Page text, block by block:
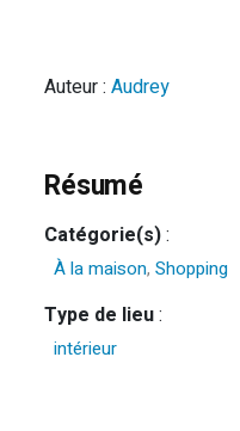
Auteur :Audrey
Résumé
Catégorie(s):
À la maison,Shopping
Type de lieu:
intérieur